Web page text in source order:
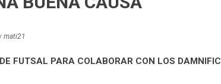
mati21
FUTSAL PARA COLABORAR CON LOS